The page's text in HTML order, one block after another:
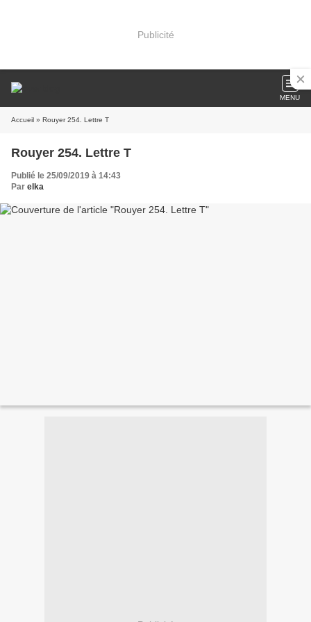
Publicité
MENU
Accueil » Rouyer 254. Lettre T
Rouyer 254. Lettre T
Publié le 25/09/2019 à 14:43
Par elka